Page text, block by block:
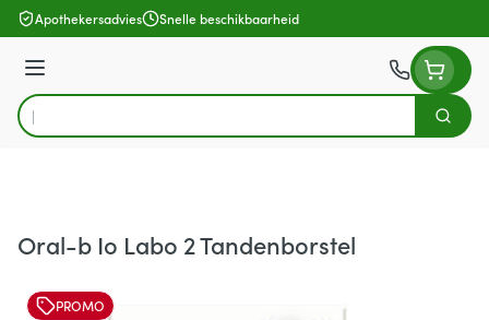
Ga naar de inhoud
Apothekersadvies Snelle beschikbaarheid
Menu
Product, merk, categorie...
Zoek
Oral-b Io Labo 2 Tandenborstel
PROMO